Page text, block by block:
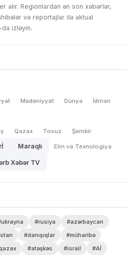
alır. Regionlardan ən son xəbərlər,
və reportajlar ilə aktual
-da izləyin.
Mədəniyyət Dünya İdman
Qazax Tovuz Şəmkir
Maraqlı Elm və Texnologiya
Xəbər TV
#rusiya
#azərbaycan
#danışıqlar
#müharibə
#atəşkəs #israil
#Aİ